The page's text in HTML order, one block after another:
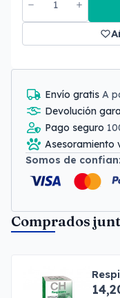
Envío gratis A
Devolución
Pago seguro
Asesoramiento
Somos de
Comprados